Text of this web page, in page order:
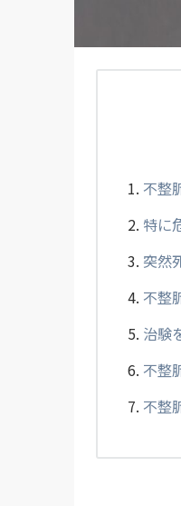
不整
特に
突然
不整
治験
不整
不整